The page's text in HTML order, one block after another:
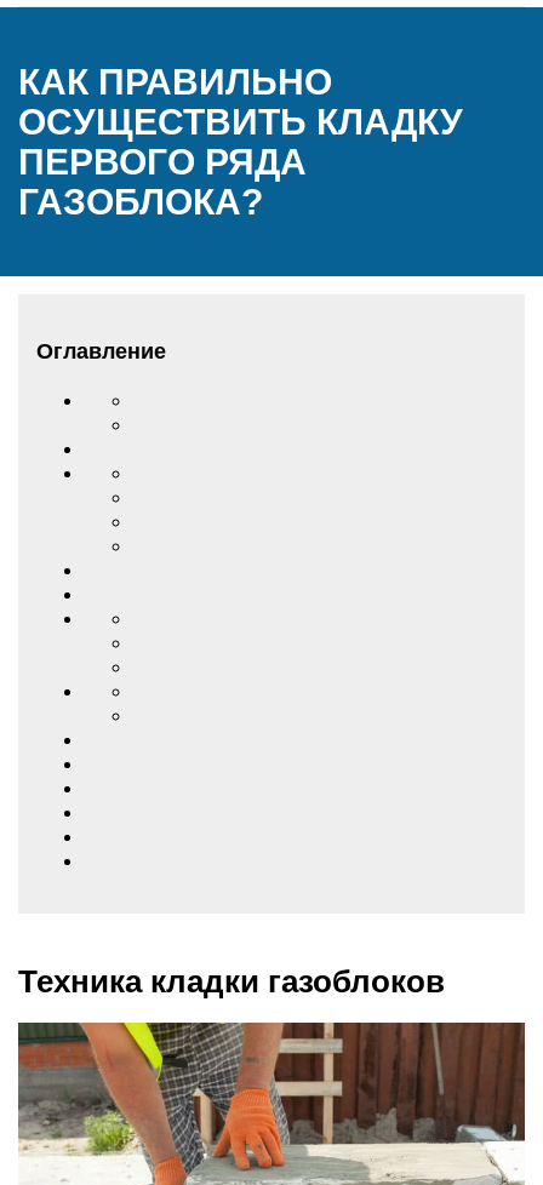
КАК ПРАВИЛЬНО
ОСУЩЕСТВИТЬ КЛАДКУ
ПЕРВОГО РЯДА
ГАЗОБЛОКА?
Оглавление
Техника кладки газоблоков